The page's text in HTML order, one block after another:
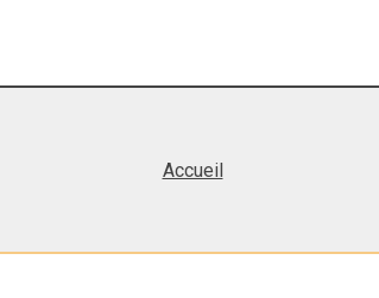
Accueil